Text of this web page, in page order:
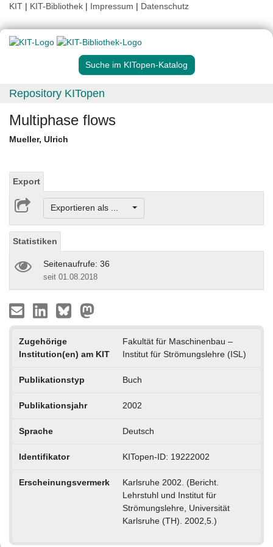
KIT | KIT-Bibliothek | Impressum | Datenschutz
Suche im KITopen-Katalog
Repository KITopen
Multiphase flows
Mueller, Ulrich
Export
Exportieren als ...
Statistiken
Seitenaufrufe: 36
seit 01.08.2018
Zugehörige
Institution(en) am KIT
Fakultät für Maschinenbau –
Institut für Strömungslehre (ISL)
Publikationstyp Buch
Publikationsjahr 2002
Sprache Deutsch
Identifikator KITopen-ID: 19222002
Erscheinungsvermerk
Karlsruhe 2002. (Bericht.
Lehrstuhl und Institut für
Strömungslehre, Universität
Karlsruhe (TH). 2002,5.)